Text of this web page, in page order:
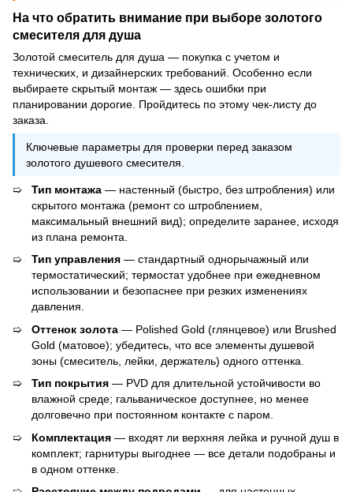
На что обратить внимание при выборе золотого
смесителя для душа
Золотой смеситель для душа — покупка с учетом и
технических, и дизайнерских требований. Особенно если
выбираете скрытый монтаж — здесь ошибки при
планировании дорогие. Пройдитесь по этому чек-листу до
заказа.
Ключевые параметры для проверки перед заказом
золотого душевого смесителя.
Тип монтажа — настенный (быстро, без штробления) или
скрытого монтажа (ремонт со штроблением,
максимальный внешний вид); определите заранее, исходя
из плана ремонта.
Тип управления — стандартный однорычажный или
термостатический; термостат удобнее при ежедневном
использовании и безопаснее при резких изменениях
давления.
Оттенок золота — Polished Gold (глянцевое) или Brushed
Gold (матовое); убедитесь, что все элементы душевой
зоны (смеситель, лейки, держатель) одного оттенка.
Тип покрытия — PVD для длительной устойчивости во
влажной среде; гальваническое доступнее, но менее
долговечно при постоянном контакте с паром.
Комплектация — входят ли верхняя лейка и ручной душ в
комплект; гарнитуры выгоднее — все детали подобраны и
в одном оттенке.